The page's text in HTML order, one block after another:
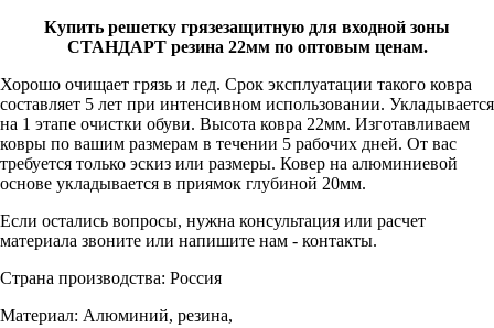
Купить решетку грязезащитную для входной зоны
СТАНДАРТ резина 22мм по оптовым ценам.
Хорошо очищает грязь и лед. Срок эксплуатации такого ковра
составляет 5 лет при интенсивном использовании. Укладывается
на 1 этапе очистки обуви. Высота ковра 22мм. Изготавливаем
ковры по вашим размерам в течении 5 рабочих дней. От вас
требуется только эскиз или размеры. Ковер на алюминиевой
основе укладывается в приямок глубиной 20мм.
Если остались вопросы, нужна консультация или расчет
материала звоните или напишите нам - контакты.
Страна производства: Россия
Материал: Алюминий, резина,